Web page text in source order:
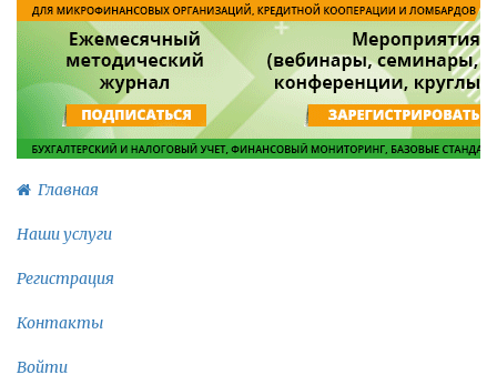
Главная
Наши услуги
Регистрация
Контакты
Войти